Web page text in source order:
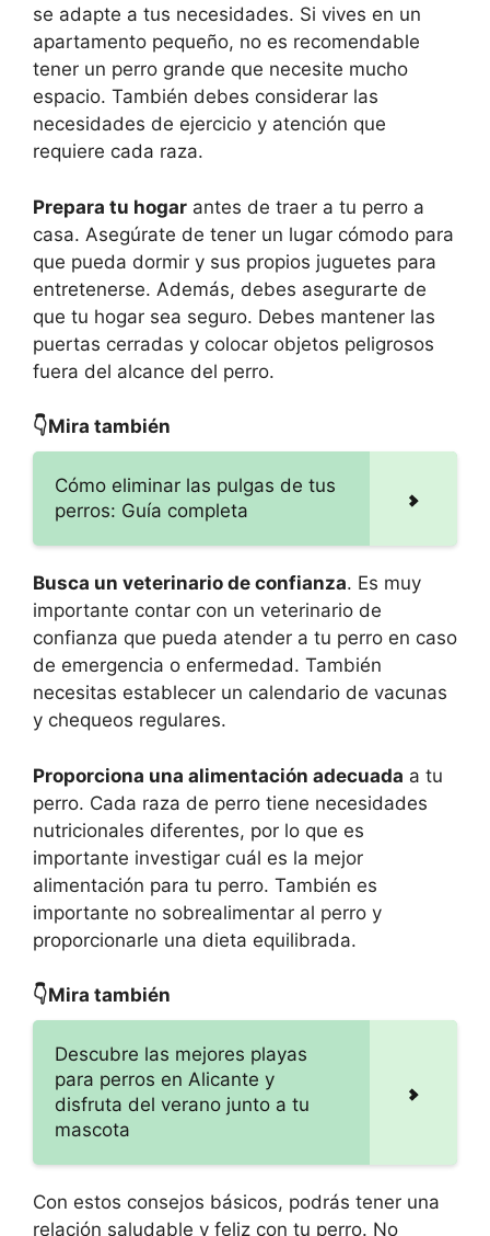
se adapte a tus necesidades. Si vives en un
apartamento pequeño, no es recomendable
tener un perro grande que necesite mucho
espacio. También debes considerar las
necesidades de ejercicio y atención que
requiere cada raza.
Prepara tu hogar antes de traer a tu perro a
casa. Asegúrate de tener un lugar cómodo para
que pueda dormir y sus propios juguetes para
entretenerse. Además, debes asegurarte de
que tu hogar sea seguro. Debes mantener las
puertas cerradas y colocar objetos peligrosos
fuera del alcance del perro.
👇Mira también
Cómo eliminar las pulgas de tus
perros: Guía completa
Busca un veterinario de confianza. Es muy
importante contar con un veterinario de
confianza que pueda atender a tu perro en caso
de emergencia o enfermedad. También
necesitas establecer un calendario de vacunas
y chequeos regulares.
Proporciona una alimentación adecuada a tu
perro. Cada raza de perro tiene necesidades
nutricionales diferentes, por lo que es
importante investigar cuál es la mejor
alimentación para tu perro. También es
importante no sobrealimentar al perro y
proporcionarle una dieta equilibrada.
👇Mira también
Descubre las mejores playas
para perros en Alicante y
disfruta del verano junto a tu
mascota
Con estos consejos básicos, podrás tener una
relación saludable y feliz con tu perro. No